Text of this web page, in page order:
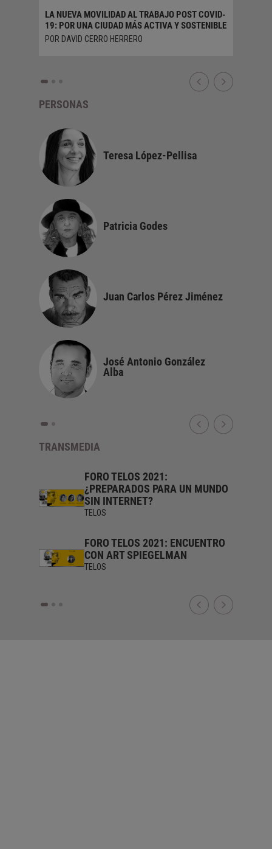
LA NUEVA MOVILIDAD AL TRABAJO POST COVID-
19: POR UNA CIUDAD MÁS ACTIVA Y SOSTENIBLE
POR DAVID CERRO HERRERO
PERSONAS
Teresa López-Pellisa
Patricia Godes
Juan Carlos Pérez Jiménez
José Antonio González
Alba
TRANSMEDIA
FORO TELOS 2021:
¿PREPARADOS PARA UN MUNDO
SIN INTERNET?
TELOS
FORO TELOS 2021: ENCUENTRO
CON ART SPIEGELMAN
TELOS